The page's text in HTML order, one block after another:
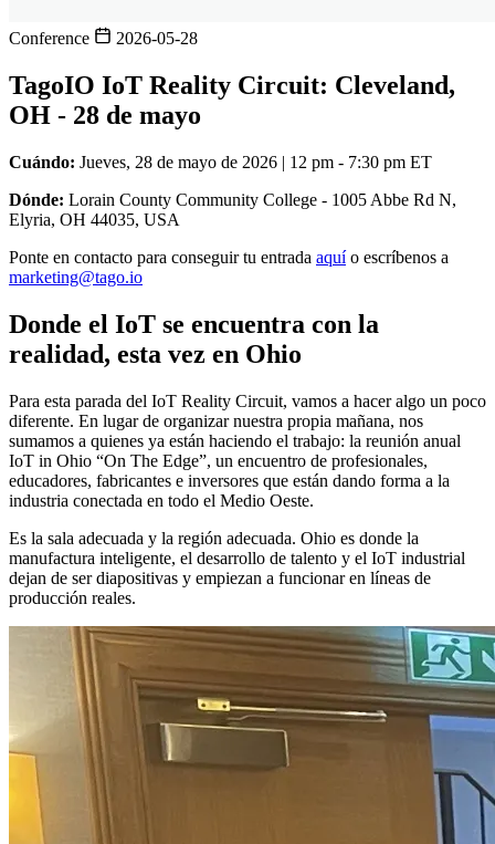
Conference 2026-05-28
TagoIO IoT Reality Circuit: Cleveland,
OH - 28 de mayo
Cuándo: Jueves, 28 de mayo de 2026 | 12 pm - 7:30 pm ET
Dónde: Lorain County Community College - 1005 Abbe Rd N,
Elyria, OH 44035, USA
Ponte en contacto para conseguir tu entrada aquío escríbenos a
marketing@tago.io
Donde el IoT se encuentra con la
realidad, esta vez en Ohio
Para esta parada del IoT Reality Circuit, vamos a hacer algo un poco
diferente. En lugar de organizar nuestra propia mañana, nos
sumamos a quienes ya están haciendo el trabajo: la reunión anual
IoT in Ohio “On The Edge”, un encuentro de profesionales,
educadores, fabricantes e inversores que están dando forma a la
industria conectada en todo el Medio Oeste.
Es la sala adecuada y la región adecuada. Ohio es donde la
manufactura inteligente, el desarrollo de talento y el IoT industrial
dejan de ser diapositivas y empiezan a funcionar en líneas de
producción reales.